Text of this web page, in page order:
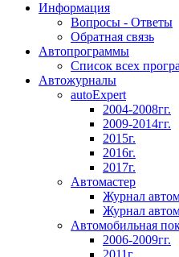
Информация
Вопросы - Ответы
Обратная связь
Автопрограммы
Список всех
Автожурналы
autoExpert
2004-2008гг.
2009-2014гг.
2015г.
2016г.
2017г.
Автомастер
Журнал
Журнал
Автомобильная
2006-2009гг.
2011г.